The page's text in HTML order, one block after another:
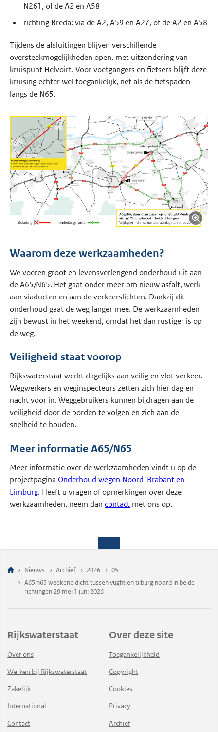
N261, of de A2 en A58
richting Breda: via de A2, A59 en A27, of de A2 en A58
Tijdens de afsluitingen blijven verschillende
oversteekmogelijkheden open, met uitzondering van
kruispunt Helvoirt. Voor voetgangers en fietsers blijft deze
kruising echter wel toegankelijk, net als de fietspaden
langs de N65.
Waarom deze werkzaamheden?
We voeren groot en levensverlengend onderhoud uit aan
de A65/N65. Het gaat onder meer om nieuw asfalt, werk
aan viaducten en aan de verkeerslichten. Dankzij dit
onderhoud gaat de weg langer mee. De werkzaamheden
zijn bewust in het weekend, omdat het dan rustiger is op
de weg.
Veiligheid staat voorop
Rijkswaterstaat werkt dagelijks aan veilig en vlot verkeer.
Wegwerkers en weginspecteurs zetten zich hier dag en
nacht voor in. Weggebruikers kunnen bijdragen aan de
veiligheid door de borden te volgen en zich aan de
snelheid te houden.
Meer informatie A65/N65
Meer informatie over de werkzaamheden vindt u op de
projectpagina Onderhoud wegen Noord-Brabant en
Limburg. Heeft u vragen of opmerkingen over deze
werkzaamheden, neem dancontact met ons op.
Nieuws Archief 2026
05
A65 n65 weekend dicht tussen vught en tilburg noord in beide
richtingen 29 mei 1 juni 2026
Rijkswaterstaat
Over ons
Werken bij Rijkswaterstaat
Zakelijk
International
Contact
Over deze site
Toegankelijkheid
Copyright
Cookies
Privacy
Archief